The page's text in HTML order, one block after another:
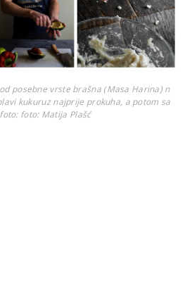
posebne vrste brašna (Masa Harina) n
kukuruz najprije prokuha, a potom sa
foto: Matija Plašć